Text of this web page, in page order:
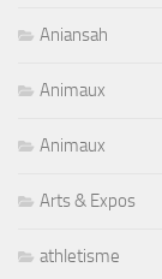
Aniansah
Animaux
Animaux
Arts & Expos
athletisme